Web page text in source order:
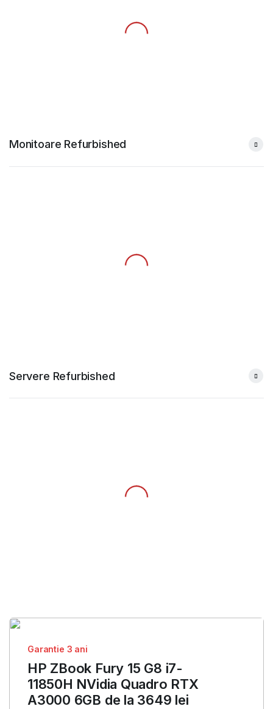
Monitoare Refurbished
Servere Refurbished
Garantie 3 ani
HP ZBook Fury 15 G8 i7-
11850H NVidia Quadro RTX
A3000 6GB de la 3649 lei